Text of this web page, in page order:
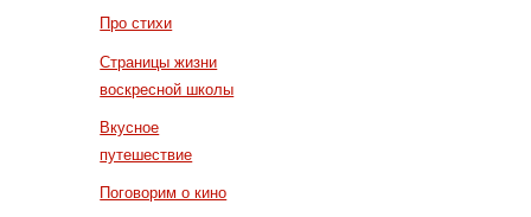
Про стихи
Страницы жизни
воскресной школы
Вкусное
путешествие
Поговорим о кино